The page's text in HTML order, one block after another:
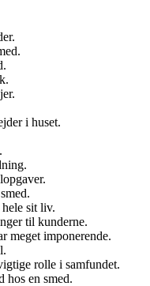
i huset.
sit liv.
til kunderne.
meget imponerende.
rolle i samfundet.
hos en smed.